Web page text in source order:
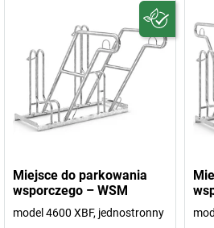
Miejsce do parkowania
wsporczego – WSM
model 4600 XBF, jednostronny